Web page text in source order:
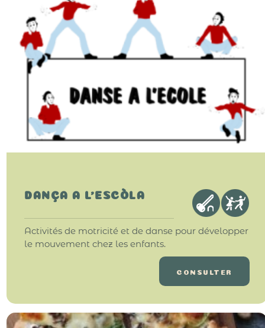
DANÇA A L'ESCÒLA
Activités de motricité et de danse pour développer
le mouvement chez les enfants.
CONSULTER